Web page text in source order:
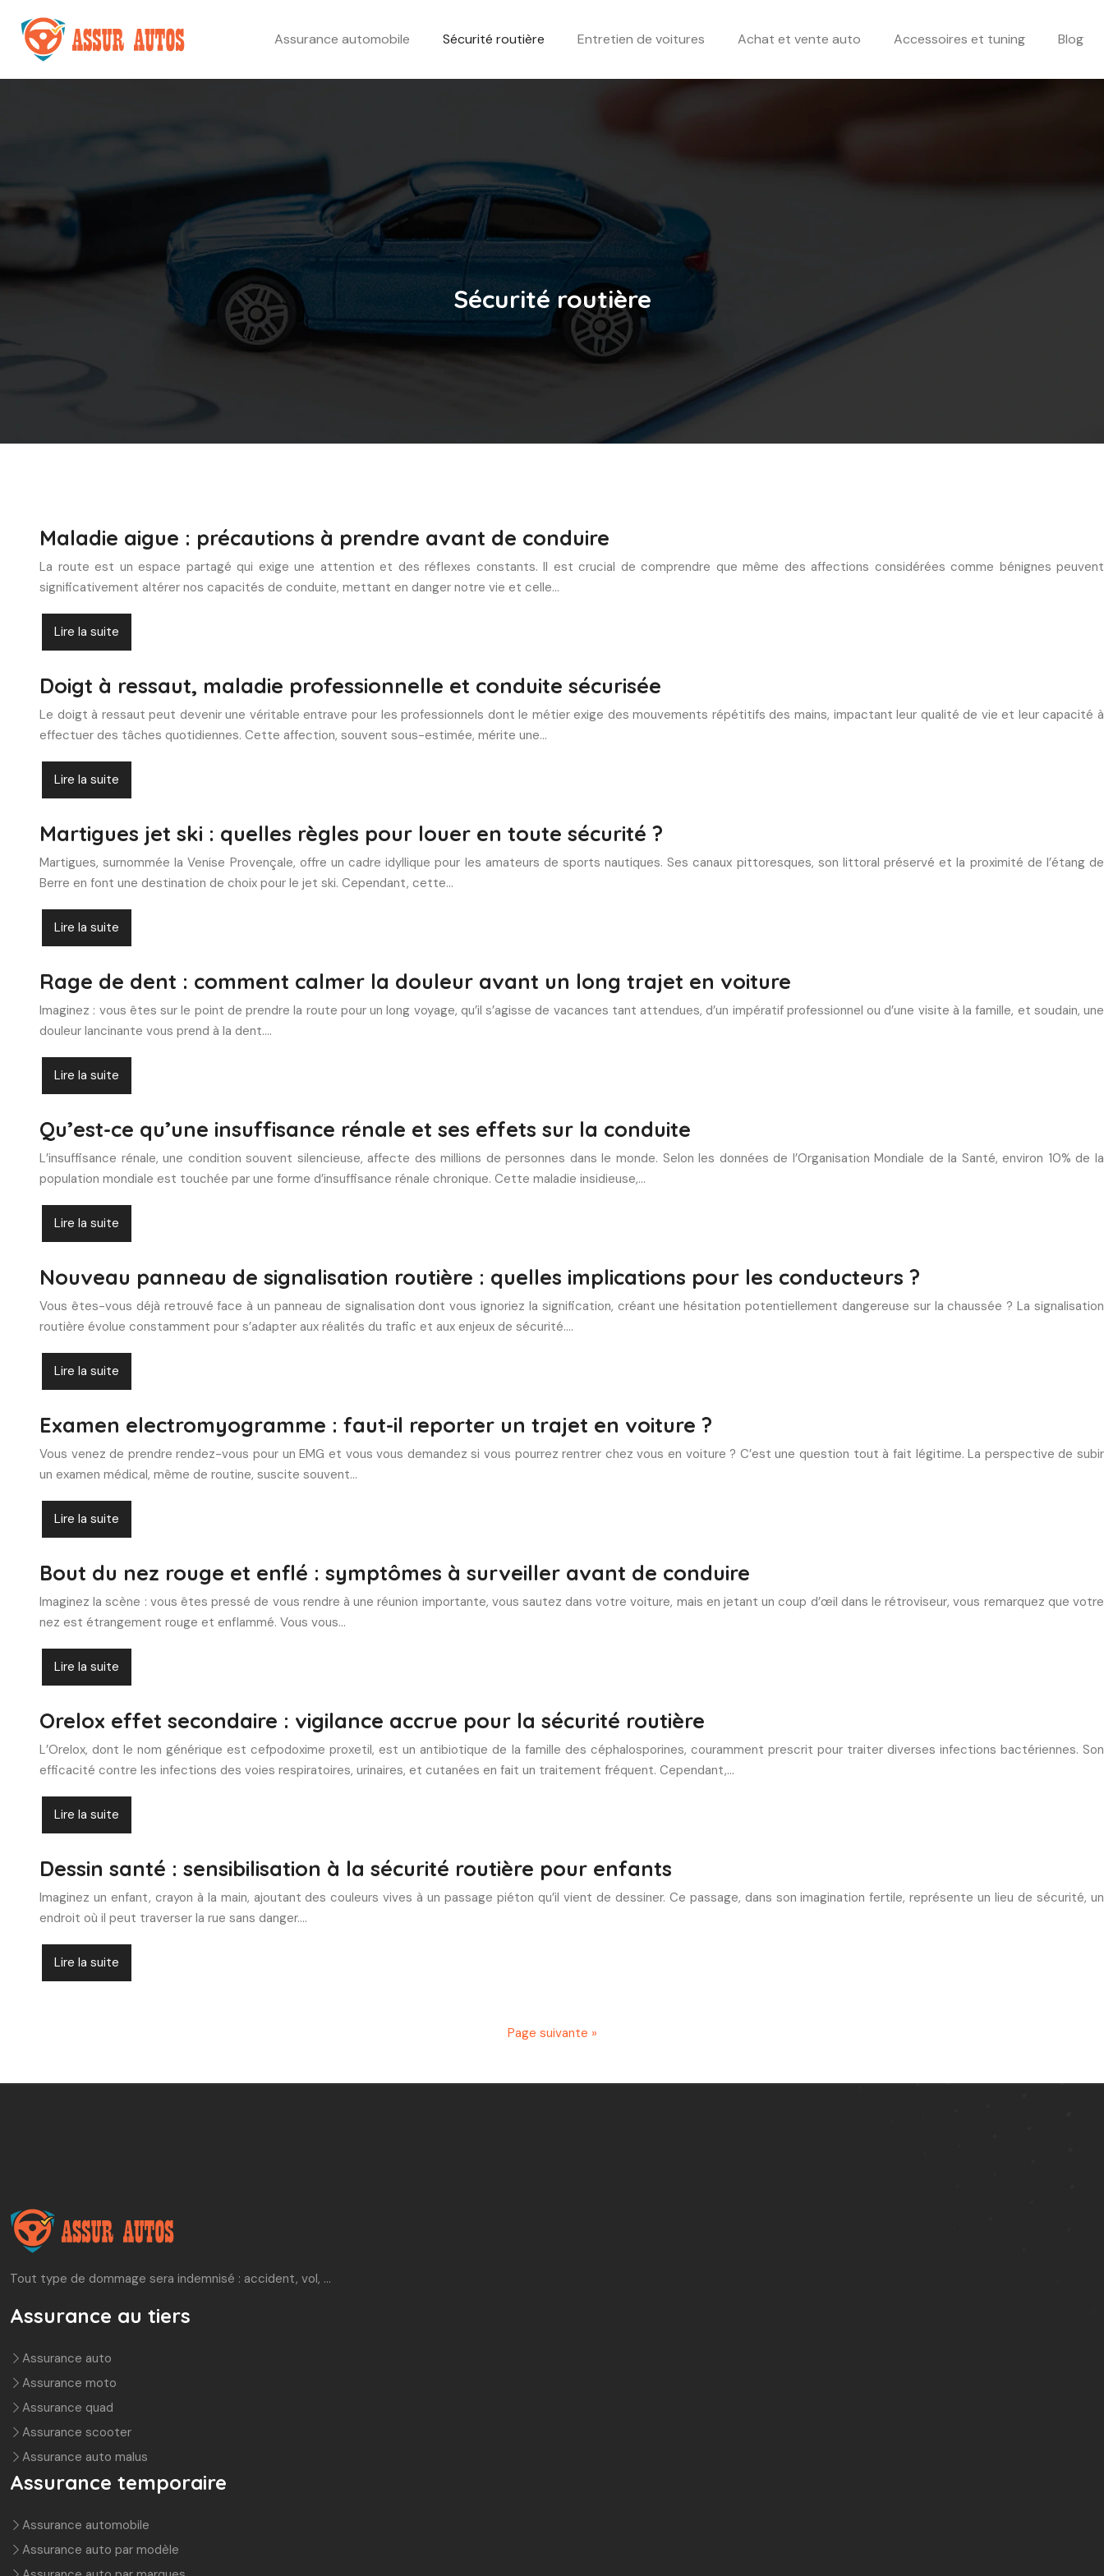
Assurance automobile Sécurité routière Entretien de voitures Achat et vente auto Accessoires et tuning Blog
Sécurité routière
Maladie aigue : précautions à prendre avant de conduire
La route est un espace partagé qui exige une attention et des réflexes constants. Il est crucial de comprendre que même des affections considérées comme bénignes peuvent
significativement altérer nos capacités de conduite, mettant en danger notre vie et celle…
Lire la suite
Doigt à ressaut, maladie professionnelle et conduite sécurisée
Le doigt à ressaut peut devenir une véritable entrave pour les professionnels dont le métier exige des mouvements répétitifs des mains, impactant leur qualité de vie et leur capacité à
effectuer des tâches quotidiennes. Cette affection, souvent sous-estimée, mérite une…
Lire la suite
Martigues jet ski : quelles règles pour louer en toute sécurité ?
Martigues, surnommée la Venise Provençale, offre un cadre idyllique pour les amateurs de sports nautiques. Ses canaux pittoresques, son littoral préservé et la proximité de l’étang de
Berre en font une destination de choix pour le jet ski. Cependant, cette…
Lire la suite
Rage de dent : comment calmer la douleur avant un long trajet en voiture
Imaginez : vous êtes sur le point de prendre la route pour un long voyage, qu’il s’agisse de vacances tant attendues, d’un impératif professionnel ou d’une visite à la famille, et soudain, une
douleur lancinante vous prend à la dent….
Lire la suite
Qu’est-ce qu’une insuffisance rénale et ses effets sur la conduite
L’insuffisance rénale, une condition souvent silencieuse, affecte des millions de personnes dans le monde. Selon les données de l’Organisation Mondiale de la Santé, environ 10% de la
population mondiale est touchée par une forme d’insuffisance rénale chronique. Cette maladie insidieuse,…
Lire la suite
Nouveau panneau de signalisation routière : quelles implications pour les conducteurs ?
Vous êtes-vous déjà retrouvé face à un panneau de signalisation dont vous ignoriez la signification, créant une hésitation potentiellement dangereuse sur la chaussée ? La signalisation
routière évolue constamment pour s’adapter aux réalités du trafic et aux enjeux de sécurité….
Lire la suite
Examen electromyogramme : faut-il reporter un trajet en voiture ?
Vous venez de prendre rendez-vous pour un EMG et vous vous demandez si vous pourrez rentrer chez vous en voiture ? C’est une question tout à fait légitime. La perspective de subir
un examen médical, même de routine, suscite souvent…
Lire la suite
Bout du nez rouge et enflé : symptômes à surveiller avant de conduire
Imaginez la scène : vous êtes pressé de vous rendre à une réunion importante, vous sautez dans votre voiture, mais en jetant un coup d’œil dans le rétroviseur, vous remarquez que votre
nez est étrangement rouge et enflammé. Vous vous…
Lire la suite
Orelox effet secondaire : vigilance accrue pour la sécurité routière
L’Orelox, dont le nom générique est cefpodoxime proxetil, est un antibiotique de la famille des céphalosporines, couramment prescrit pour traiter diverses infections bactériennes. Son
efficacité contre les infections des voies respiratoires, urinaires, et cutanées en fait un traitement fréquent. Cependant,…
Lire la suite
Dessin santé : sensibilisation à la sécurité routière pour enfants
Imaginez un enfant, crayon à la main, ajoutant des couleurs vives à un passage piéton qu’il vient de dessiner. Ce passage, dans son imagination fertile, représente un lieu de sécurité, un
endroit où il peut traverser la rue sans danger….
Lire la suite
Page suivante »
Tout type de dommage sera indemnisé : accident, vol, …
Assurance au tiers
Assurance auto
Assurance moto
Assurance quad
Assurance scooter
Assurance auto malus
Assurance temporaire
Assurance automobile
Assurance auto par modèle